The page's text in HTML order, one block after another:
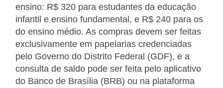
ensino: R$ 320 para estudantes da educação
infantil e ensino fundamental, e R$ 240 para os
do ensino médio. As compras devem ser feitas
exclusivamente em papelarias credenciadas
pelo Governo do Distrito Federal (GDF), e a
consulta de saldo pode ser feita pelo aplicativo
do Banco de Brasília (BRB) ou na plataforma